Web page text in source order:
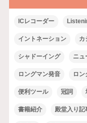
ICレコーダー
イントネーション カ
シャドーイング ニュ
ロングマン発音 ロン
便利ツール 冠詞
書籍紹介 殿堂入り記